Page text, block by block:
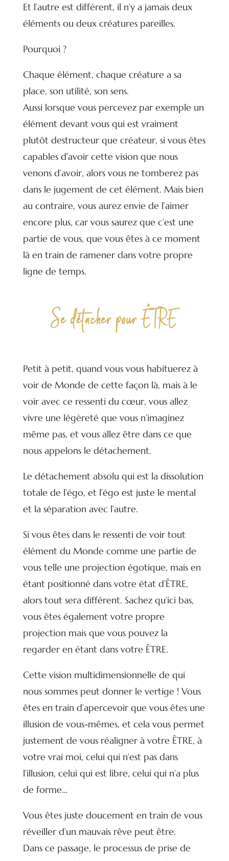
Et l’autre est différent, il n’y a jamais deux
éléments ou deux créatures pareilles.
Pourquoi ?
Chaque élément, chaque créature a sa
place, son utilité, son sens.
Aussi lorsque vous percevez par exemple un
élément devant vous qui est vraiment
plutôt destructeur que créateur, si vous êtes
capables d’avoir cette vision que nous
venons d’avoir, alors vous ne tomberez pas
dans le jugement de cet élément. Mais bien
au contraire, vous aurez envie de l’aimer
encore plus, car vous saurez que c’est une
partie de vous, que vous êtes à ce moment
là en train de ramener dans votre propre
ligne de temps.
Se détacher pour ÊTRE
Petit à petit, quand vous vous habituerez à
voir de Monde de cette façon là, mais à le
voir avec ce ressenti du cœur, vous allez
vivre une légèreté que vous n’imaginez
même pas, et vous allez être dans ce que
nous appelons le détachement.
Le détachement absolu qui est la dissolution
totale de l’égo, et l’égo est juste le mental
et la séparation avec l’autre.
Si vous êtes dans le ressenti de voir tout
élément du Monde comme une partie de
vous telle une projection égotique, mais en
étant positionné dans votre état d’ÊTRE,
alors tout sera différent. Sachez qu’ici bas,
vous êtes également votre propre
projection mais que vous pouvez la
regarder en étant dans votre ÊTRE.
Cette vision multidimensionnelle de qui
nous sommes peut donner le vertige ! Vous
êtes en train d’apercevoir que vous êtes une
illusion de vous-mêmes, et cela vous permet
justement de vous réaligner à votre ÊTRE, à
votre vrai moi, celui qui n’est pas dans
l’illusion, celui qui est libre, celui qui n’a plus
de forme…
Vous êtes juste doucement en train de vous
réveiller d’un mauvais rêve peut être.
Dans ce passage, le processus de prise de